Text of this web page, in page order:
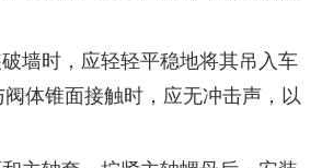
时，应轻轻平稳地将其吊入车
体锥面接触时，应无冲击声，以